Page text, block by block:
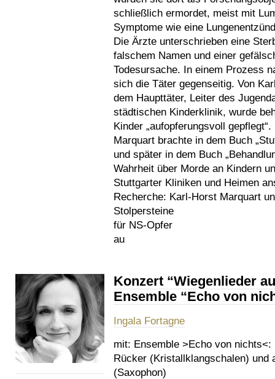
schließlich ermordet, meist mit
Symptome wie eine
Die Ärzte unterschrieben eine
falschem Namen und einer
Todesursache. In einem Prozess
sich die Täter gegenseitig. Von
dem Haupttäter, Leiter des
städtischen Kinderklinik, wurde
Kinder „aufopferungsvoll
Marquart brachte in dem Buch
und später in dem Buch
Wahrheit über Morde an Kindern
Stuttgarter Kliniken und Heimen
Recherche: Karl-Horst Marquart
Stolpersteine
für NS-Opfer
au
Konzert “Wiegenlieder
Ensemble “Echo von
Ingala Fortagne
mit: Ensemble >Echo von
Rücker (Kristallklangschalen) und
(Saxophon)